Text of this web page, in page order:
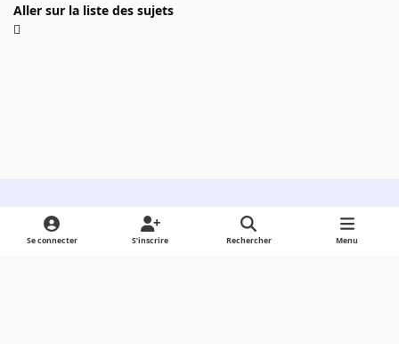
Aller sur la liste des sujets
Light ModeDark ModeSystem Preference
Se connecter S’inscrire Rechercher Menu